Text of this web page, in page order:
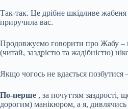
Так-так. Це дрібне шкідливе
приручила вас.
Продовжуємо говорити про Жабу –
(читай, заздрістю та жадібністю)
Якщо чогось не вдається позбутися
По-перше , за почуттям заздрості,
дорогим) манікюром, а я,